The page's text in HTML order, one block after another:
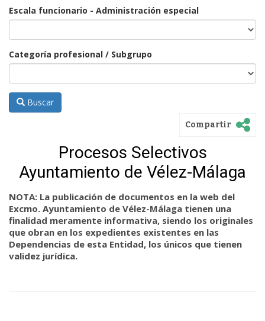
Escala funcionario - Administración especial
Categoría profesional / Subgrupo
Buscar
Compartir
Procesos Selectivos
Ayuntamiento de Vélez-Málaga
NOTA: La publicación de documentos en la web del
Excmo. Ayuntamiento de Vélez-Málaga tienen una
finalidad meramente informativa, siendo los originales
que obran en los expedientes existentes en las
Dependencias de esta Entidad, los únicos que tienen
validez jurídica.